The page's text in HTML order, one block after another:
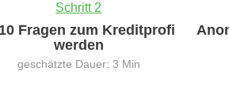
Schritt 2
Fragen zum Kreditprofi
werden
geschätzte Dauer: 3 Min